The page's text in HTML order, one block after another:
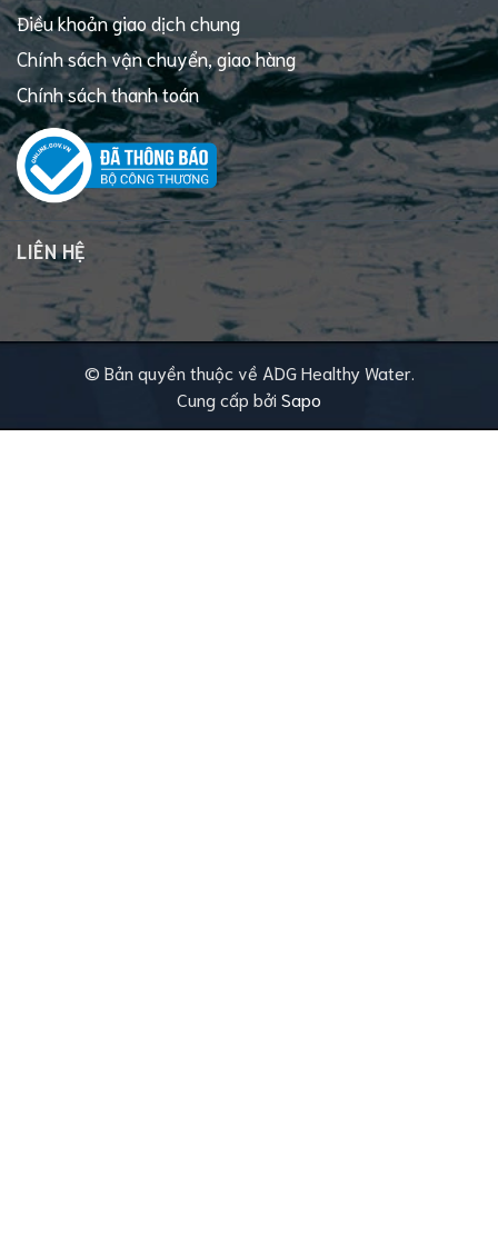
Điều khoản giao dịch chung
Chính sách vận chuyển, giao hàng
Chính sách thanh toán
LIÊN HỆ
© Bản quyền thuộc về ADG Healthy Water.
Cung cấp bởi Sapo